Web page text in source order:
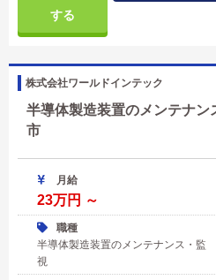
する
株式会社ワールドインテック
半導体製造装置のメンテナ
市
月給
23万円 ～
職種
半導体製造装置のメンテナンス・監
視